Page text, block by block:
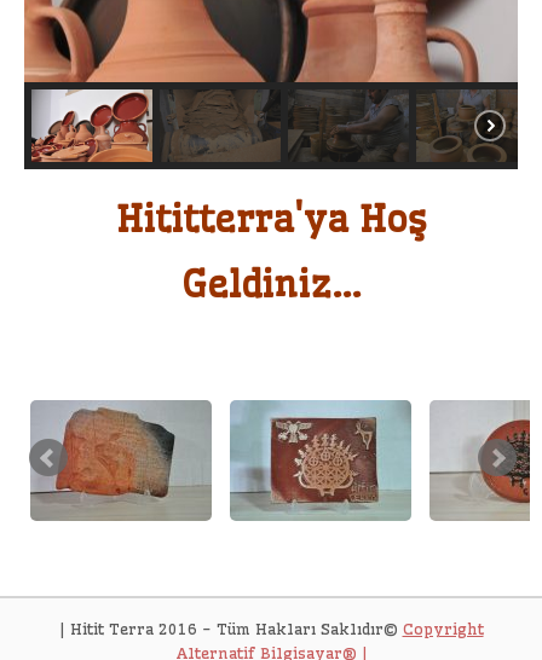
Hititterra'ya Hoş
Geldiniz...
| Hitit Terra 2016 - Tüm Hakları Saklıdır© Copyright
Alternatif Bilgisayar® |